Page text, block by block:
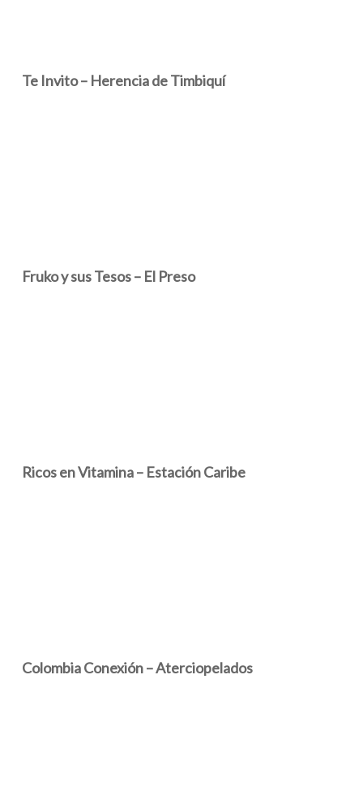
Te Invito – Herencia de Timbiquí
Fruko y sus Tesos – El Preso
Ricos en Vitamina – Estación Caribe
Colombia Conexión – Aterciopelados